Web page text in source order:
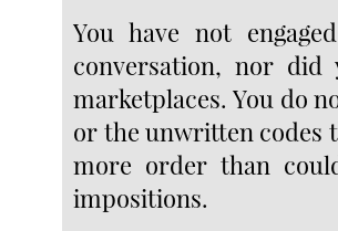
You have not
conversation, nor
marketplaces. You do
or the unwritten codes
more order than
impositions.